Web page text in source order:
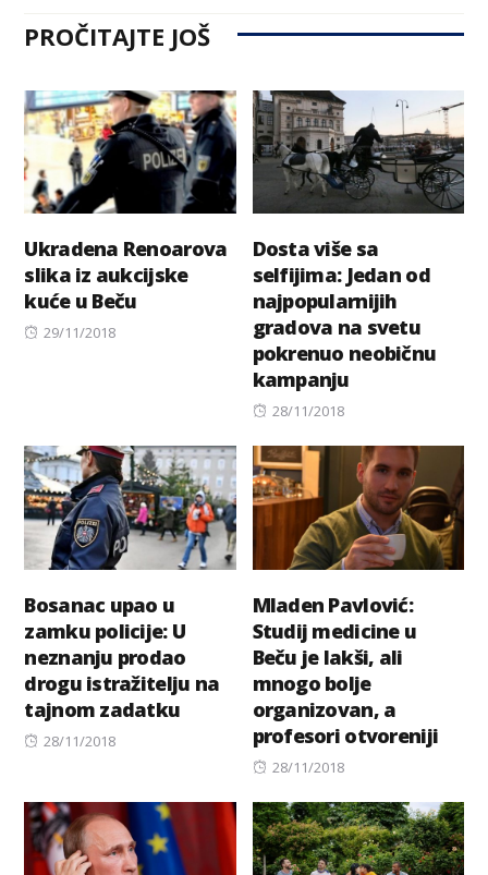
PROČITAJTE JOŠ
Ukradena Renoarova
slika iz aukcijske
kuće u Beču
Posted
29/11/2018
Dosta više sa
selfijima: Jedan od
najpopularnijih
gradova na svetu
pokrenuo neobičnu
kampanju
Posted
28/11/2018
Bosanac upao u
zamku policije: U
neznanju prodao
drogu istražitelju na
tajnom zadatku
Posted
28/11/2018
Mladen Pavlović:
Studij medicine u
Beču je lakši, ali
mnogo bolje
organizovan, a
profesori otvoreniji
Posted
28/11/2018